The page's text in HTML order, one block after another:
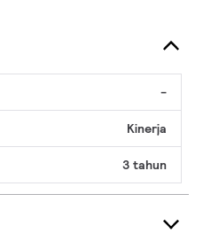
-
Kinerja
3 tahun